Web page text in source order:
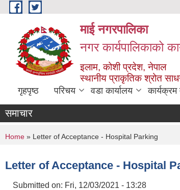
Skip to main content
माई नगरपालिका
नगर कार्यपालिकाको
इलाम, कोशी प्रदेश, नेपाल
स्थानीय प्राकृतिक श्रोत
गृहपृष्ठ परिचय वडा कार्यालय कार्यक्रम
समाचार
You are here
Home » Letter of Acceptance - Hospital Parking
Letter of Acceptance - Hospital
Submitted on: Fri, 12/03/2021 - 13:28